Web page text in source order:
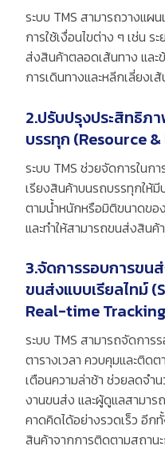
ระบบ TMSสามารถวางแผ
การใช้เงื่อนไขต่าง ๆ เช่น ร
ส่งสินค้าตลอดเส้นทาง และ
การเดินทางและหลีกเลี่ยงเ
2.ปรับปรุงประสิทธิภ
บรรทุก (Resource
ระบบ TMSช่วยจัดการในก
เรียงสินค้าบนรถบรรทุกให้
ตามน้ำหนักหรือมิติขนาดข
และทำให้สามารถขนส่งสินค้
3.จัดการรอบการขน
ขนส่งแบบเรียลไทม์
Real-time
ระบบ TMSสามารถจัดการ
ตารางเวลา ควบคุมและติด
เตือนความล่าช้า ช่วยลดจำ
งานขนส่ง และผู้ดูแลสามา
คาดคิดได้อย่างรวดเร็ว อี
สินค้าจากการติดตามสถาน